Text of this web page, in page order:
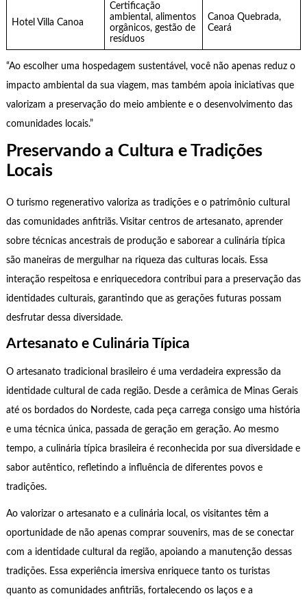
Hotel Villa Canoa
Certificação
ambiental, alimentos
orgânicos, gestão de
resíduos
Canoa Quebrada,
Ceará
“Ao escolher uma hospedagem sustentável, você não apenas reduz o
impacto ambiental da sua viagem, mas também apoia iniciativas que
valorizam a preservação do meio ambiente e o desenvolvimento das
comunidades locais.”
Preservando a Cultura e Tradições
Locais
O turismo regenerativo valoriza as tradições e o patrimônio cultural
das comunidades anfitriãs. Visitar centros de artesanato, aprender
sobre técnicas ancestrais de produção e saborear a culinária típica
são maneiras de mergulhar na riqueza das culturas locais. Essa
interação respeitosa e enriquecedora contribui para a preservação das
identidades culturais, garantindo que as gerações futuras possam
desfrutar dessa diversidade.
Artesanato e Culinária Típica
O artesanato tradicional brasileiro é uma verdadeira expressão da
identidade cultural de cada região. Desde a cerâmica de Minas Gerais
até os bordados do Nordeste, cada peça carrega consigo uma história
e uma técnica única, passada de geração em geração. Ao mesmo
tempo, a culinária típica brasileira é reconhecida por sua diversidade e
sabor autêntico, refletindo a influência de diferentes povos e
tradições.
Ao valorizar o artesanato e a culinária local, os visitantes têm a
oportunidade de não apenas comprar souvenirs, mas de se conectar
com a identidade cultural da região, apoiando a manutenção dessas
tradições. Essa experiência imersiva enriquece tanto os turistas
quanto as comunidades anfitriãs, fortalecendo os laços e a